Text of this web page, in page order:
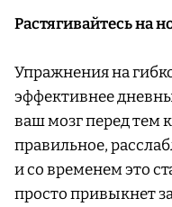
Растягивайтесь на
Упражнения на
эффективнее
ваш мозг перед тем
правильное,
и со временем это
просто привыкнет